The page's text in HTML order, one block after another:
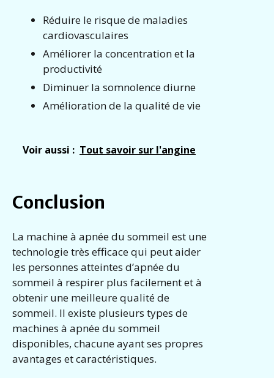
Réduire le risque de maladies
cardiovasculaires
Améliorer la concentration et la
productivité
Diminuer la somnolence diurne
Amélioration de la qualité de vie
Voir aussi : Tout savoir sur l'angine
Conclusion
La machine à apnée du sommeil est une
technologie très efficace qui peut aider
les personnes atteintes d’apnée du
sommeil à respirer plus facilement et à
obtenir une meilleure qualité de
sommeil. Il existe plusieurs types de
machines à apnée du sommeil
disponibles, chacune ayant ses propres
avantages et caractéristiques.